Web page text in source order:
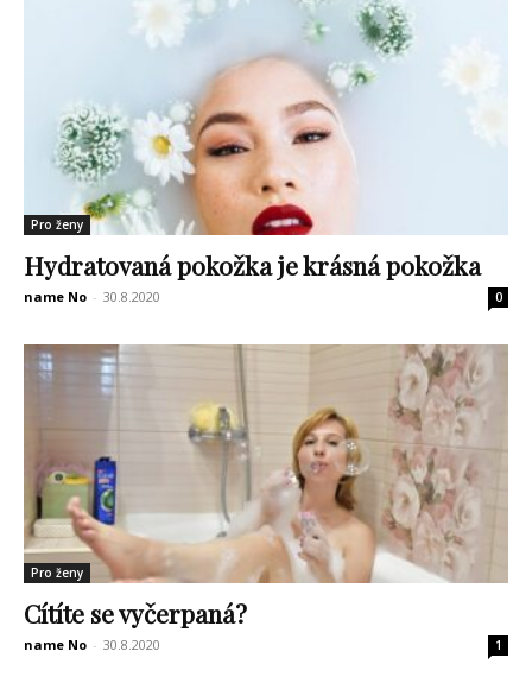
Pro ženy
Hydratovaná pokožka je krásná pokožka
name No - 30.8.2020 0
Pro ženy
Cítíte se vyčerpaná?
name No - 30.8.2020 1